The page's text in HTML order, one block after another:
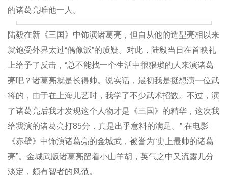
的诸葛亮唯他一人。
陆毅在新《三国》中饰演诸葛亮，但自从他的造型亮相以来
就饱受外界太过“偶像派”的质疑。对此，陆毅当日在首映礼
上给予了反击，“总不能找一个生活中很猥琐的人来演诸葛
亮吧？诸葛亮就是长得帅。说实话，最初我是挺想演一位武
将的，由于在上海儿艺时，我学了不少武术招数。不过，演
了诸葛亮后我才发现这个人物才是《三国》的精华，这次我
给我演的诸葛亮打85分，真是出乎意料的满足。” 在电影
《赤壁》中饰演诸葛亮的金城武，被誉为“史上最帅的诸葛
亮”。金城武版诸葛亮留着小山羊胡，英气之中又流露几分
淡定，颇有智者的风范。